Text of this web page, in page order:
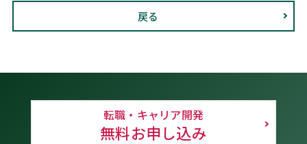
戻る
転職・キャリア開発
無料お申し込み